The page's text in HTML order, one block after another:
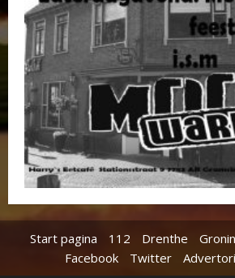
Start pagina 112 Drenthe
Facebook
Twitter